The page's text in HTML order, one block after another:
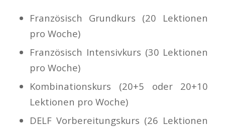
Französisch Grundkurs (20 Lektionen
pro Woche)
Französisch Intensivkurs (30 Lektionen
pro Woche)
Kombinationskurs (20+5 oder 20+10
Lektionen pro Woche)
DELF Vorbereitungskurs (26 Lektionen